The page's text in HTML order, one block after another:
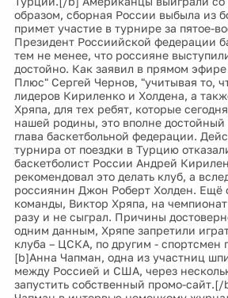
образом, сборная России выбыла из
примет участие в турнире за пятое-
Президент Россиийской федерации
тем не менее, что россияне
достойно. Как заявил в прямом
Плюс" Сергей Чернов, "учитывая то,
лидеров Кириленко и Холдена, а
Хряпа, для тех ребят, которые
нашей родины, это вполне достойный
глава баскетбольной федерации.
турнира от поездки в Турцию
баскетболист России Андрей
рекомендовал это делать клуб, а
россиянин Джон Роберт Холден. Ещё
команды, Виктор Хряпа, на
разу и не сыграл. Причины
одним данным, Хряпе запретили
клуба – ЦСКА, по другим - спортсмен
[b]Анна Чапман, одна из участниц
между Россией и США, через
запустить собственный промо-